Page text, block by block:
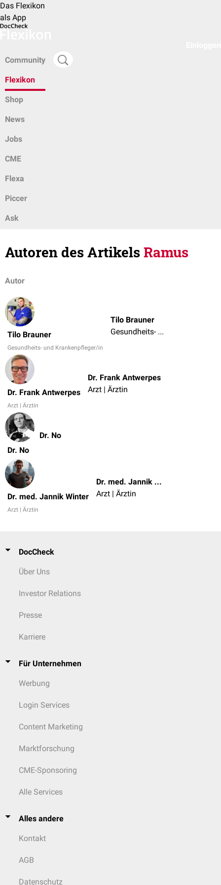
Das Flexikon
als App
Community
Flexikon
Shop
News
Jobs
CME
Flexa
Piccer
Ask
Autoren des ArtikelsRamus
Autor
Tilo Brauner
Gesundheits- und Krankenpfleger/in
Tilo Brauner
Gesundheits- und Krankenpfleger/in
Dr. Frank Antwerpes
Arzt | Ärztin
Dr. Frank Antwerpes
Arzt | Ärztin
Dr. No
Dr. No
Dr. med. Jannik Winter
Arzt | Ärztin
Dr. med. Jannik Winter
Arzt | Ärztin
DocCheck
Über Uns
Investor Relations
Presse
Karriere
Für Unternehmen
Werbung
Login Services
Content Marketing
Marktforschung
CME-Sponsoring
Alle Services
Alles andere
Kontakt
AGB
Datenschutz